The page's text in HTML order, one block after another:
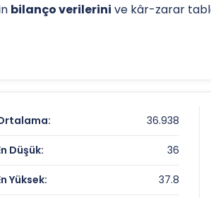
bilanço verilerini ve kâr-zarar
analiz sayfamızdan
36.938
Düşük: 36
Yüksek: 37.8